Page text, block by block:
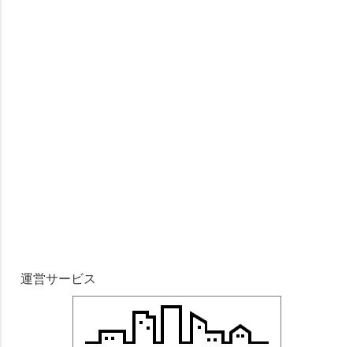
運営サービス